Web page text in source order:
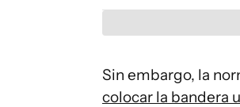
Sin embargo, la
colocar la bandera